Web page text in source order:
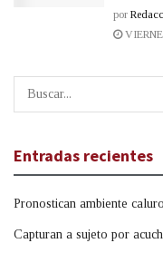
por
Entradas recientes
Pronostican ambiente
Capturan a sujeto por